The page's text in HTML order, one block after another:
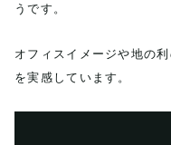
うです。
オフィスイメージや地の
を実感しています。